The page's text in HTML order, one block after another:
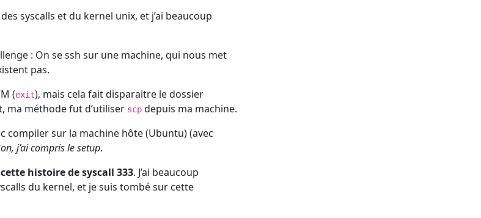
syscalls et du kernel unix, et j’ai beaucoup
: On se ssh sur une machine, qui nous met
pas.
(exit), mais cela fait disparaitre le dossier
ma méthode fut d’utiliser scp depuis ma machine.
compiler sur la machine hôte (Ubuntu) (avec
j’ai compris le setup.
histoire de syscall 333. J’ai beaucoup
du kernel, et je suis tombé sur cette